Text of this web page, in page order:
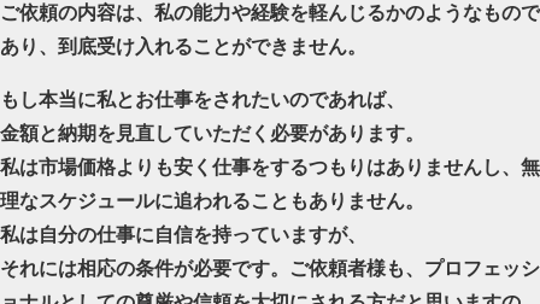
ご依頼の内容は、私の能力や経験を軽んじるかのようなもので
あり、到底受け入れることができません。
もし本当に私とお仕事をされたいのであれば、
金額と納期を見直していただく必要があります。
私は市場価格よりも安く仕事をするつもりはありませんし、無
理なスケジュールに追われることもありません。
私は自分の仕事に自信を持っていますが、
それには相応の条件が必要です。ご依頼者様も、プロフェッシ